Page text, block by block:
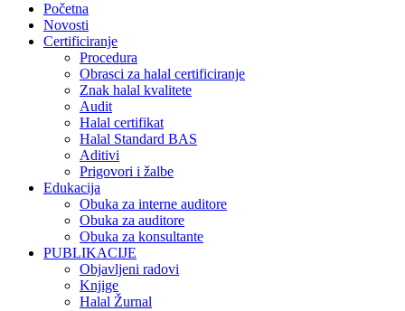
Početna
Novosti
Certificiranje
Procedura
Obrasci za halal certificiranje
Znak halal kvalitete
Audit
Halal certifikat
Halal Standard BAS
Aditivi
Prigovori i žalbe
Edukacija
Obuka za interne auditore
Obuka za auditore
Obuka za konsultante
PUBLIKACIJE
Objavljeni radovi
Knjige
Halal Žurnal